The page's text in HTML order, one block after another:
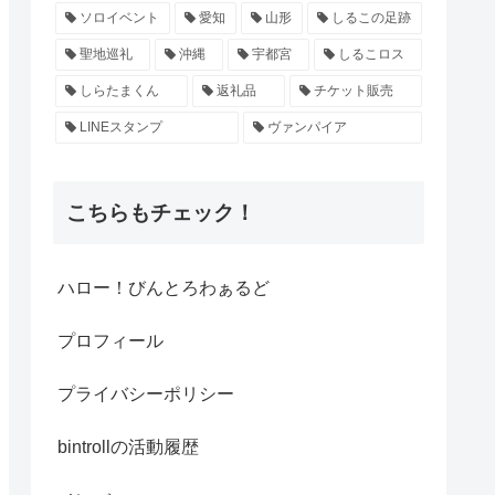
ソロイベント 愛知 山形 しるこの足跡
聖地巡礼 沖縄 宇都宮 しるこロス
しらたまくん 返礼品 チケット販売
LINEスタンプ ヴァンパイア
こちらもチェック！
ハロー！びんとろわぁるど
プロフィール
プライバシーポリシー
bintrollの活動履歴